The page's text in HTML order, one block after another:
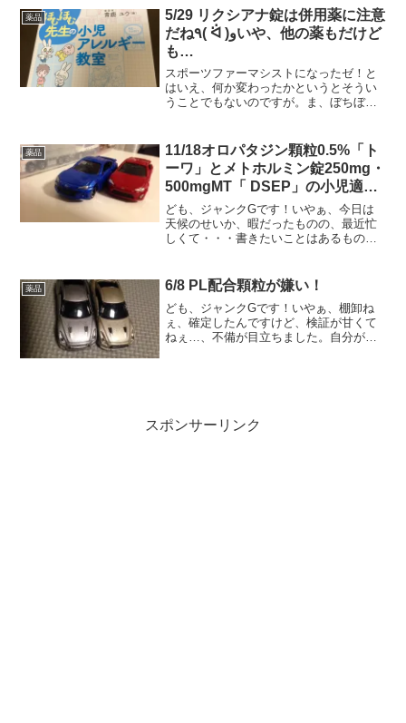
ね、ジルテック錠5mg…その時は、回収
直後に代替lotのも...
薬品
5/29 リクシアナ錠は併用薬に注意
だね٩( ᐛ )وいや、他の薬もだけど
も…
スポーツファーマシストになったゼ！と
はいえ、何か変わったかというとそうい
うことでもないのですが。ま、ぼちぼち
読めよ薬剤師2021、だ！オープニング
は、2021年...
薬品
11/18オロパタジン顆粒0.5%「ト
ーワ」とメトホルミン錠250mg・
500mgMT「 DSEP」の小児適応
承認
ども、ジャンクGです！いやぁ、今日は
天候のせいか、暇だったものの、最近忙
しくて・・・書きたいことはあるもの
る小児適応の無かった2つのジェネリック
に対して、小児適応が認め...
薬品 6/8 PL配合顆粒が嫌い！
ども、ジャンクGです！いやぁ、棚卸ね
ぇ、確定したんですけど、検証が甘くて
ねぇ…、不備が目立ちました。自分が管
スポンサーリンク